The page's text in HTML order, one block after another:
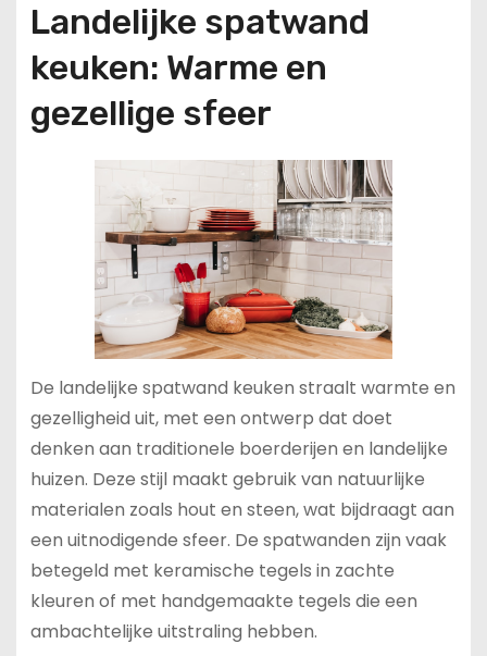
Landelijke spatwand
keuken: Warme en
gezellige sfeer
De landelijke spatwand keuken straalt warmte en
gezelligheid uit, met een ontwerp dat doet
denken aan traditionele boerderijen en landelijke
huizen. Deze stijl maakt gebruik van natuurlijke
materialen zoals hout en steen, wat bijdraagt aan
een uitnodigende sfeer. De spatwanden zijn vaak
betegeld met keramische tegels in zachte
kleuren of met handgemaakte tegels die een
ambachtelijke uitstraling hebben.